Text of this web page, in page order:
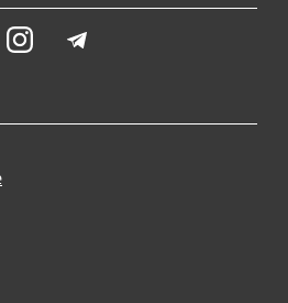
Instagram